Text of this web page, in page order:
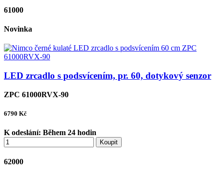
61000
Novinka
LED zrcadlo s podsvícením, pr. 60, dotykový senzor
ZPC 61000RVX-90
6790 Kč
K odeslání: Během 24 hodin
Koupit
62000